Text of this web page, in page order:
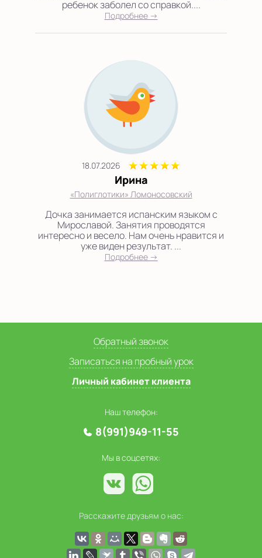
ребенок заболел со справкой....
Подробнее →
18.07.2026
Ирина
«Полиглотики» Ломоносовский
Дочка занимается испанским языком с
Мирославой. Занятия проводятся
интересно и весело. Нам очень нравится и
уже виден результат. ...
Подробнее →
Обратный звонок
Записаться на пробный урок
Личный кабинет клиента
Наш телефон:
8(991)949-11-55
Мы в соцсетях:
Расскажите друзьям о нас: